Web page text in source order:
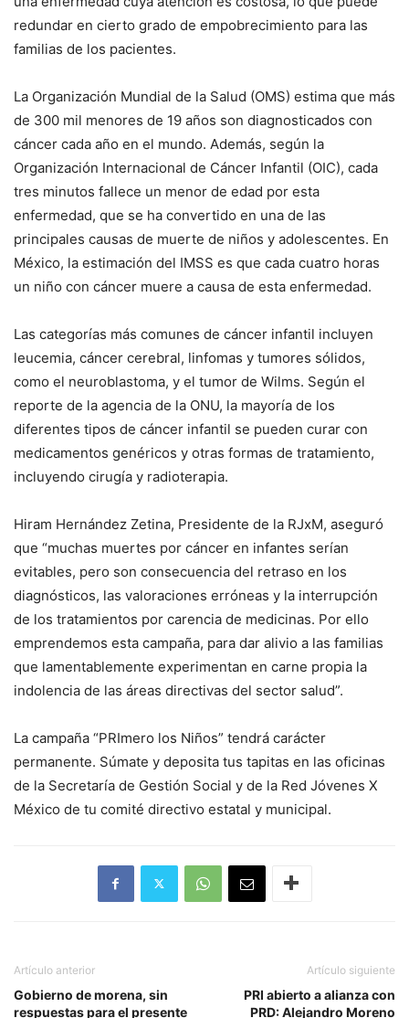
redundar en cierto grado de empobrecimiento para las
familias de los pacientes.
La Organización Mundial de la Salud (OMS) estima que más
de 300 mil menores de 19 años son diagnosticados con
cáncer cada año en el mundo. Además, según la
Organización Internacional de Cáncer Infantil (OIC), cada
tres minutos fallece un menor de edad por esta
enfermedad, que se ha convertido en una de las
principales causas de muerte de niños y adolescentes. En
México, la estimación del IMSS es que cada cuatro horas
un niño con cáncer muere a causa de esta enfermedad.
Las categorías más comunes de cáncer infantil incluyen
leucemia, cáncer cerebral, linfomas y tumores sólidos,
como el neuroblastoma, y el tumor de Wilms. Según el
reporte de la agencia de la ONU, la mayoría de los
diferentes tipos de cáncer infantil se pueden curar con
medicamentos genéricos y otras formas de tratamiento,
incluyendo cirugía y radioterapia.
Hiram Hernández Zetina, Presidente de la RJxM, aseguró
que “muchas muertes por cáncer en infantes serían
evitables, pero son consecuencia del retraso en los
diagnósticos, las valoraciones erróneas y la interrupción
de los tratamientos por carencia de medicinas. Por ello
emprendemos esta campaña, para dar alivio a las familias
que lamentablemente experimentan en carne propia la
indolencia de las áreas directivas del sector salud”.
La campaña “PRImero los Niños” tendrá carácter
permanente. Súmate y deposita tus tapitas en las oficinas
de la Secretaría de Gestión Social y de la Red Jóvenes X
México de tu comité directivo estatal y municipal.
Artículo anterior
Gobierno de morena, sin
respuestas para el presente
Artículo siguiente
PRI abierto a alianza con
PRD: Alejandro Moreno